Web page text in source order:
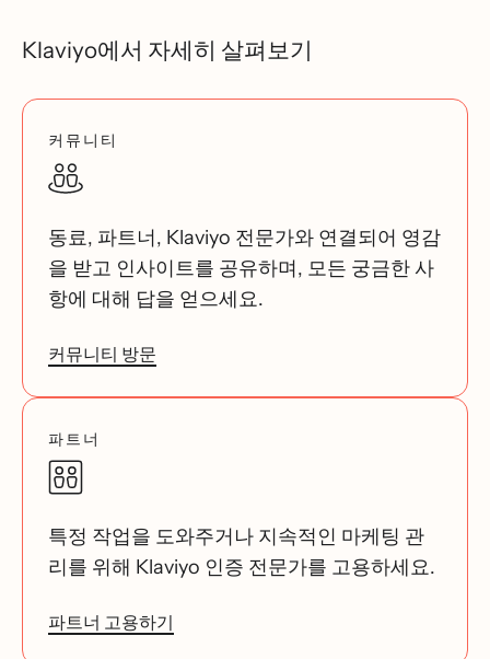
Klaviyo에서 자세히 살펴보기
커뮤니티
동료, 파트너, Klaviyo 전문가와 연결되어 영감
을 받고 인사이트를 공유하며, 모든 궁금한 사
항에 대해 답을 얻으세요.
커뮤니티 방문
파트너
특정 작업을 도와주거나 지속적인 마케팅 관
리를 위해 Klaviyo 인증 전문가를 고용하세요.
파트너 고용하기